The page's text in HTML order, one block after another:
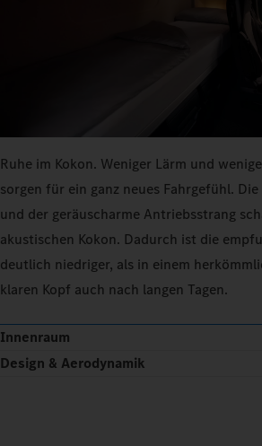
Ruhe im Kokon. Weniger Lärm und
sorgen für ein ganz neues Fahrgefühl.
und der geräuscharme Antriebsstrang
akustischen Kokon. Dadurch ist die
deutlich niedriger, als in einem
klaren Kopf auch nach langen Tagen.
Innenraum
Design & Aerodynamik